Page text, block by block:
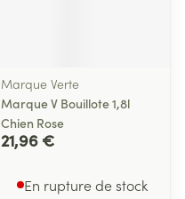
Marque Verte
Marque V Bouillote 1,8l
Chien Rose
21,96 €
En rupture de stock